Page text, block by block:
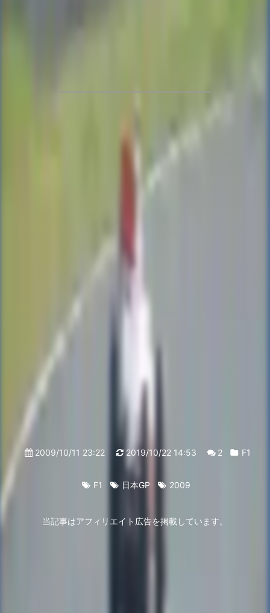
2009/10/11 23:22 2019/10/22 14:53 2 F1
F1 日本GP 2009
当記事はアフィリエイト広告を掲載しています。